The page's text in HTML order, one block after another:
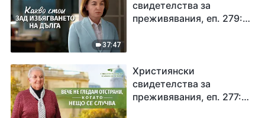
37:47
свидетелства за
преживявания, еп. 279:
Християнски
свидетелства за
преживявания, еп. 277: